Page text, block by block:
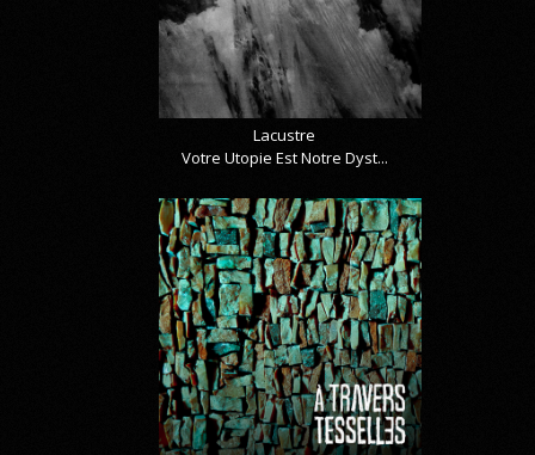
Lacustre
Votre Utopie Est Notre Dyst...